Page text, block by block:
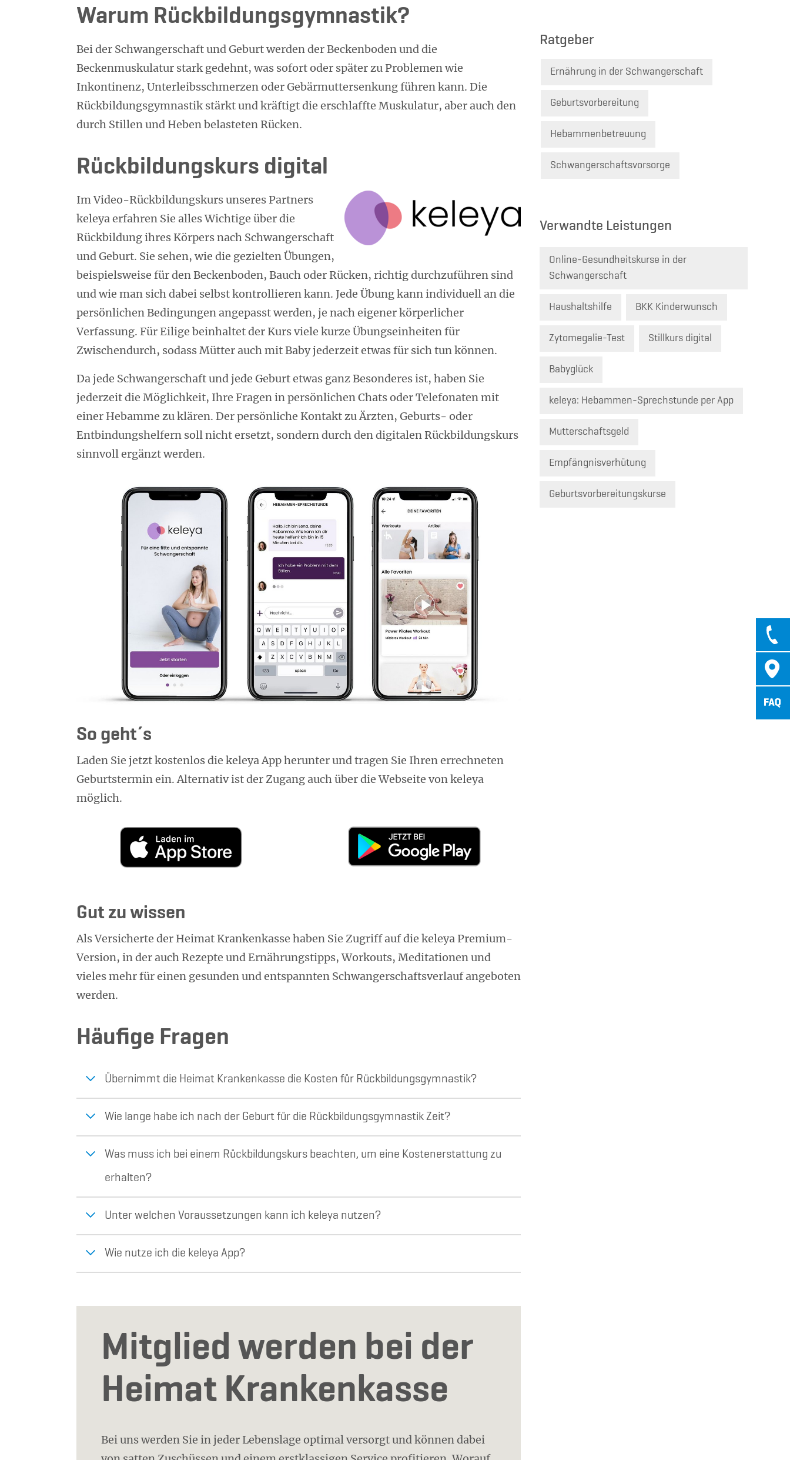
Warum Rückbildungsgymnastik?
Bei der Schwangerschaft und Geburt werden der Beckenboden und die
Beckenmuskulatur stark gedehnt, was sofort oder später zu Problemen wie
Inkontinenz, Unterleibsschmerzen oder Gebärmuttersenkung führen kann. Die
Rückbildungsgymnastik stärkt und kräftigt die erschlaffte Muskulatur, aber auch den
durch Stillen und Heben belasteten Rücken.
Rückbildungskurs digital
Im Video-Rückbildungskurs unseres Partners
keleya erfahren Sie alles Wichtige über die
Rückbildung ihres Körpers nach Schwangerschaft
und Geburt. Sie sehen, wie die gezielten Übungen,
beispielsweise für den Beckenboden, Bauch oder Rücken, richtig durchzuführen sind
und wie man sich dabei selbst kontrollieren kann. Jede Übung kann individuell an die
persönlichen Bedingungen angepasst werden, je nach eigener körperlicher
Verfassung. Für Eilige beinhaltet der Kurs viele kurze Übungseinheiten für
Zwischendurch, sodass Mütter auch mit Baby jederzeit etwas für sich tun können.
Da jede Schwangerschaft und jede Geburt etwas ganz Besonderes ist, haben Sie
jederzeit die Möglichkeit, Ihre Fragen in persönlichen Chats oder Telefonaten mit
einer Hebamme zu klären. Der persönliche Kontakt zu Ärzten, Geburts- oder
Entbindungshelfern soll nicht ersetzt, sondern durch den digitalen Rückbildungskurs
sinnvoll ergänzt werden.
So geh­t´s
Laden Sie jetzt kostenlos die keleya App herunter und tragen Sie Ihren errechneten
Geburtstermin ein. Alternativ ist der Zugang auch über die Webseite von keleya
möglich.
Gut zu wissen
Als Versicherte der Heimat Krankenkasse haben Sie Zugriff auf die keleya Premium-
Version, in der auch Rezepte und Ernährungstipps, Workouts, Meditationen und
vieles mehr für einen gesunden und entspannten Schwangerschaftsverlauf angeboten
werden.
Häufige Fragen
Übernimmt die Heimat Krankenkasse die Kosten für Rückbildungsgymnastik?
Wie lange habe ich nach der Geburt für die Rückbildungsgymnastik Zeit?
Was muss ich bei einem Rückbildungskurs beachten, um eine Kostenerstattung zu
erhalten?
Unter welchen Voraussetzungen kann ich keleya nutzen?
Wie nutze ich die keleya App?
Mitglied werden bei der
Heimat Krankenkasse
Bei uns werden Sie in jeder Lebenslage optimal versorgt und können dabei
Ratgeber
Ernährung in der Schwangerschaft
Geburtsvorbereitung
Hebammenbetreuung
Schwangerschaftsvorsorge
Verwandte Leistungen
Online-Gesundheitskurse in der
Schwangerschaft
Haushaltshilfe BKK Kinderwunsch
Zytomegalie-Test Stillkurs digital
Babyglück
keleya: Hebammen-Sprechstunde per App
Mutterschaftsgeld
Empfängnisverhütung
Geburtsvorbereitungskurse